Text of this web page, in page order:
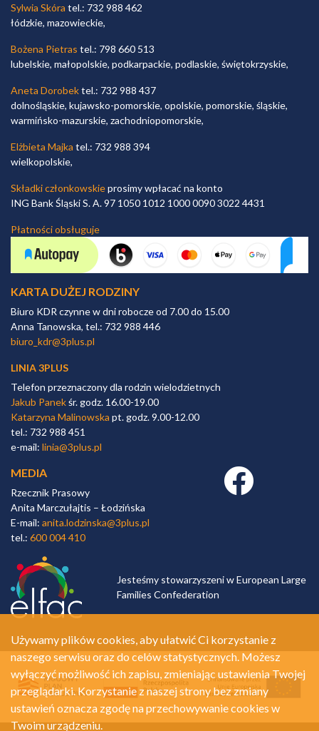
Sylwia Skóra tel.: 732 988 462
łódzkie, mazowieckie,
Bożena Pietras tel.: 798 660 513
lubelskie, małopolskie, podkarpackie, podlaskie, świętokrzyskie,
Aneta Dorobektel.: 732 988 437
dolnośląskie, kujawsko-pomorskie, opolskie, pomorskie, śląskie,
warmińsko-mazurskie, zachodniopomorskie,
Elżbieta Majka tel.: 732 988 394
wielkopolskie,
Składki członkowskieprosimy wpłacać na konto
ING Bank Śląski S. A. 97 1050 1012 1000 0090 3022 4431
Płatności obsługuje
KARTA DUŻEJ RODZINY
Biuro KDR czynne w dni robocze od 7.00 do 15.00
Anna Tanowska, tel.: 732 988 446
biuro_kdr@3plus.pl
LINIA 3PLUS
Telefon przeznaczony dla rodzin wielodzietnych
Jakub Panekśr. godz. 16.00-19.00
Katarzyna Malinowska pt. godz. 9.00-12.00
tel.: 732 988 451
e-mail: linia@3plus.pl
MEDIA
Rzecznik Prasowy
Anita Marczułajtis – Łodzińska
E-mail: anita.lodzinska@3plus.pl
tel.: 600 004 410
Facebook link
Jesteśmy stowarzyszeni w European Large
Families Confederation
Używamy plików cookies, aby ułatwić Ci korzystanie z
naszego serwisu oraz do celów statystycznych. Możesz
wyłączyć możliwość ich zapisu, zmieniając ustawienia Twojej
przeglądarki. Korzystanie z naszej strony bez zmiany
ustawień oznacza zgodę na przechowywanie cookies w
Twoim urządzeniu.